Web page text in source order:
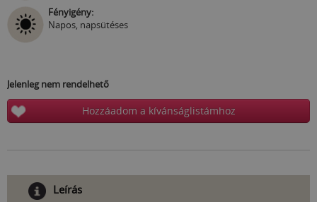
Fényigény:
Napos, napsütéses
Jelenleg nem rendelhető
Hozzáadom a kívánságlistámhoz
Leírás